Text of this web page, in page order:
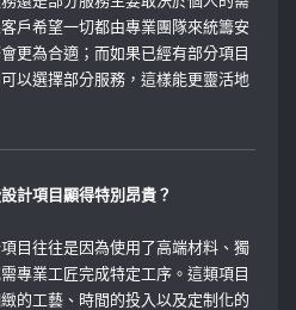
戶希望一切都由專業團隊來統籌安
更為合適；而如果已經有部分項目
以選擇部分服務，這樣能更靈活地
計項目顯得特別昂貴？
目往往是因為使用了高端材料、獨
專業工匠完成特定工序。這類項目
的工藝、時間的投入以及定制化的